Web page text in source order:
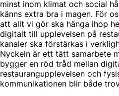
minst inom klimat och social
känns extra bra i magen. För
att allt vi gör ska hänga ihop
digitalt till upplevelsen på
kanaler ska förstärkas i
Nyckeln är ett tätt samarbete
bygger en röd tråd mellan
restaurangupplevelsen och
kommunikationen blir både